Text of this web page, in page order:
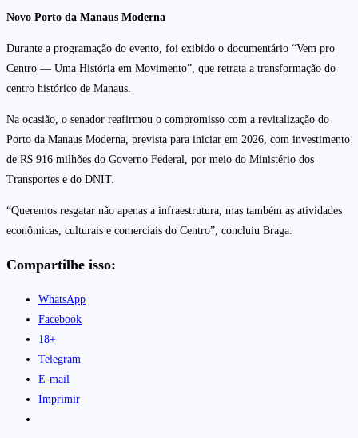
Novo Porto da Manaus Moderna
Durante a programação do evento, foi exibido o documentário “Vem pro
Centro — Uma História em Movimento”, que retrata a transformação do
centro histórico de Manaus.
Na ocasião, o senador reafirmou o compromisso com a revitalização do
Porto da Manaus Moderna, prevista para iniciar em 2026, com investimento
de R$ 916 milhões do Governo Federal, por meio do Ministério dos
Transportes e do DNIT.
“Queremos resgatar não apenas a infraestrutura, mas também as atividades
econômicas, culturais e comerciais do Centro”, concluiu Braga.
Compartilhe isso:
WhatsApp
Facebook
18+
Telegram
E-mail
Imprimir